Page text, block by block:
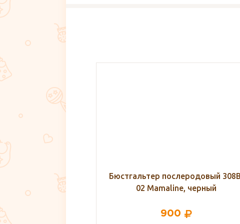
308B-
черный
900
Бюстгальтер послеродовый,
VivaMama
594